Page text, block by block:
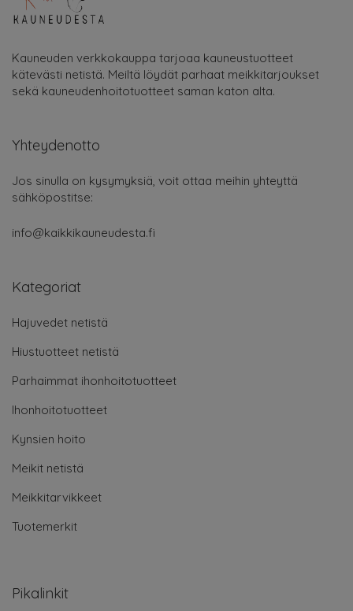
Kauneuden verkkokauppa tarjoaa kauneustuotteet
kätevästi netistä. Meiltä löydät parhaat meikkitarjoukset
sekä kauneudenhoitotuotteet saman katon alta.
Yhteydenotto
Jos sinulla on kysymyksiä, voit ottaa meihin yhteyttä
sähköpostitse:
info@kaikkikauneudesta.fi
Kategoriat
Hajuvedet netistä
Hiustuotteet netistä
Parhaimmat ihonhoitotuotteet
Ihonhoitotuotteet
Kynsien hoito
Meikit netistä
Meikkitarvikkeet
Tuotemerkit
Pikalinkit